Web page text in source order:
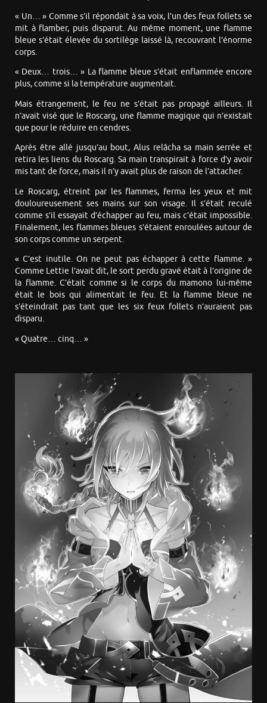
« Un… » Comme s’il répondait à sa voix, l’un des feux follets se
mit à flamber, puis disparut. Au même moment, une flamme
bleue s’était élevée du sortilège laissé là, recouvrant l’énorme
corps.
« Deux… trois… » La flamme bleue s’était enflammée encore
plus, comme si la température augmentait.
Mais étrangement, le feu ne s’était pas propagé ailleurs. Il
n’avait visé que le Roscarg, une flamme magique qui n’existait
que pour le réduire en cendres.
Après être allé jusqu’au bout, Alus relâcha sa main serrée et
retira les liens du Roscarg. Sa main transpirait à force d’y avoir
mis tant de force, mais il n’y avait plus de raison de l’attacher.
Le Roscarg, étreint par les flammes, ferma les yeux et mit
douloureusement ses mains sur son visage. Il s’était reculé
comme s’il essayait d’échapper au feu, mais c’était impossible.
Finalement, les flammes bleues s’étaient enroulées autour de
son corps comme un serpent.
« C’est inutile. On ne peut pas échapper à cette flamme. »
Comme Lettie l’avait dit, le sort perdu gravé était à l’origine de
la flamme. C’était comme si le corps du mamono lui-même
était le bois qui alimentait le feu. Et la flamme bleue ne
s’éteindrait pas tant que les six feux follets n’auraient pas
disparu.
« Quatre… cinq… »